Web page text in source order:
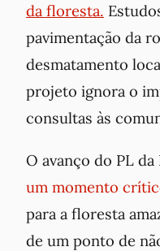
da floresta.
pavimentação da
desmatamento
projeto ignora o
consultas às
O avanço do PL da
um momento
para a floresta
de um ponto de